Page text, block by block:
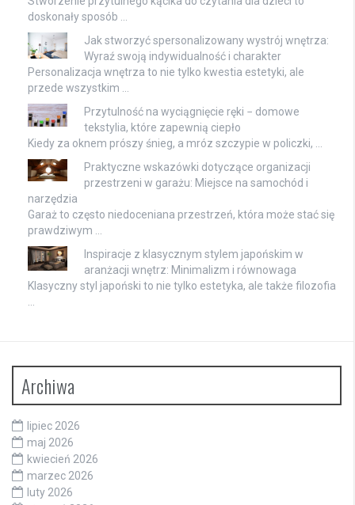
doskonały sposób …
Jak stworzyć spersonalizowany wystrój wnętrza:
Wyraź swoją indywidualność i charakter
Personalizacja wnętrza to nie tylko kwestia estetyki, ale
przede wszystkim …
Przytulność na wyciągnięcie ręki − domowe
tekstylia, które zapewnią ciepło
Kiedy za oknem prószy śnieg, a mróz szczypie w policzki, …
Praktyczne wskazówki dotyczące organizacji
przestrzeni w garażu: Miejsce na samochód i
narzędzia
Garaż to często niedoceniana przestrzeń, która może stać się
prawdziwym …
Inspiracje z klasycznym stylem japońskim w
aranżacji wnętrz: Minimalizm i równowaga
Klasyczny styl japoński to nie tylko estetyka, ale także filozofia
Archiwa
lipiec 2026
maj 2026
kwiecień 2026
marzec 2026
luty 2026